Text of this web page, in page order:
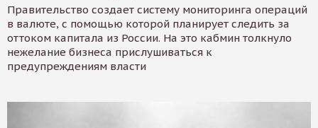
Правительство создает систему мониторинга операций
в валюте, с помощью которой планирует следить за
оттоком капитала из России. На это кабмин толкнуло
нежелание бизнеса прислушиваться к
предупреждениям власти